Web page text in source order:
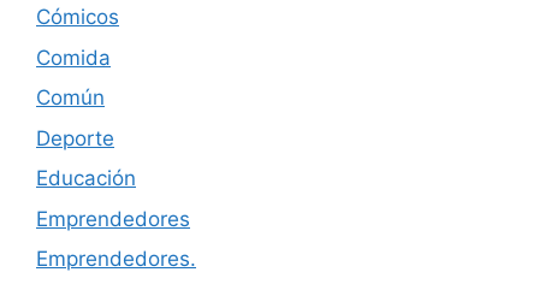
Cómicos
Comida
Común
Deporte
Educación
Emprendedores
Emprendedores.